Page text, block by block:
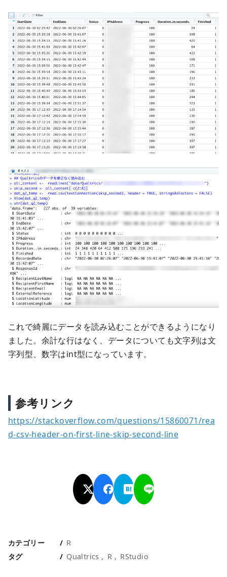
これで綺麗にデータを読み込むことができるようになり
ました。余計な行はなく、データについても文字列は文
字列型、数字はint型になっています。
参考リンク
https://stackoverflow.com/questions/15860071/rea
d-csv-header-on-first-line-skip-second-line
カテゴリー
R
タグ
Qualtrics R RStudio